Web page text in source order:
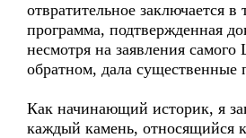
отвратительное заключается в
программа, подтвержденная
несмотря на заявления
обратном, дала существенные
Как начинающий историк, я
каждый камень, относящийся